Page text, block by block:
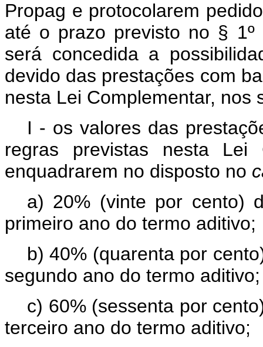
Propag e protocolarem
até o prazo previsto no § 1º
será concedida a
devido das prestações com
nesta Lei Complementar, nos
I - os valores das
regras previstas nesta Lei
enquadrarem no disposto no
a) 20% (vinte por cento)
primeiro ano do termo aditivo;
b) 40% (quarenta por
segundo ano do termo aditivo;
c) 60% (sessenta por
terceiro ano do termo aditivo;